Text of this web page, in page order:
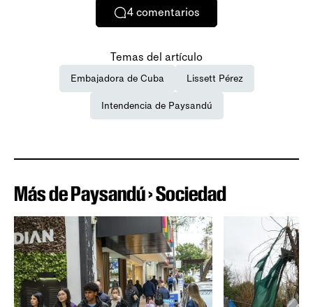
4 comentarios
Temas del artículo
Embajadora de Cuba Lissett Pérez
Intendencia de Paysandú
Más de Paysandú › Sociedad